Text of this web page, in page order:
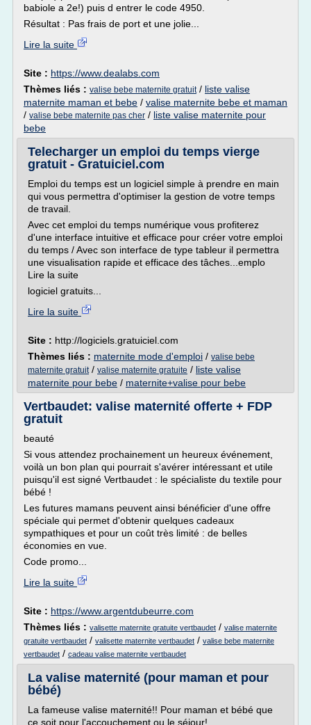
babiole a 2e!) puis d entrer le code 4950.
Résultat : Pas frais de port et une jolie...
Lire la suite
Site : https://www.dealabs.com
Thèmes liés : valise bebe maternite gratuit/ liste valise
maternite maman et bebe / valise maternite bebe et maman
/ valise bebe maternite pas cher / liste valise maternite pour
bebe
Telecharger un emploi du temps vierge
gratuit - Gratuiciel.com
Emploi du temps est un logiciel simple à prendre en main
qui vous permettra d'optimiser la gestion de votre temps
de travail.
Avec cet emploi du temps numérique vous profiterez
d'une interface intuitive et efficace pour créer votre emploi
du temps / Avec son interface de type tableur il permettra
une visualisation rapide et efficace des tâches...emplo
Lire la suite
logiciel gratuits...
Lire la suite
Site : http://logiciels.gratuiciel.com
Thèmes liés : maternite mode d'emploi / valise bebe
maternite gratuit/ valise maternite gratuite / liste valise
maternite pour bebe / maternite+valise pour bebe
Vertbaudet: valise maternité offerte + FDP
gratuit
beauté
Si vous attendez prochainement un heureux événement,
voilà un bon plan qui pourrait s'avérer intéressant et utile
puisqu'il est signé Vertbaudet : le spécialiste du textile pour
bébé !
Les futures mamans peuvent ainsi bénéficier d'une offre
spéciale qui permet d'obtenir quelques cadeaux
sympathiques et pour un coût très limité : de belles
économies en vue.
Code promo...
Lire la suite
Site : https://www.argentdubeurre.com
Thèmes liés : valisette maternite gratuite vertbaudet / valise maternite
gratuite vertbaudet / valisette maternite vertbaudet / valise bebe maternite
vertbaudet / cadeau valise maternite vertbaudet
La valise maternité (pour maman et pour
bébé)
La fameuse valise maternité!! Pour maman et bébé que
ce soit pour l'accouchement ou le séjour!